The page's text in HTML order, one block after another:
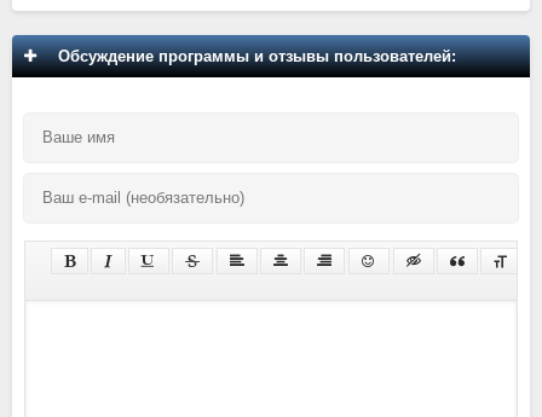
Обсуждение программы и отзывы пользователей: